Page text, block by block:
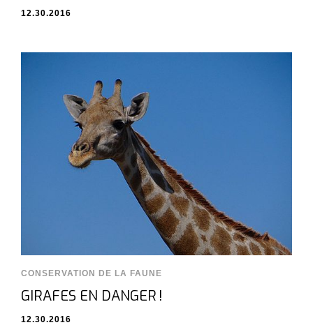
12.30.2016
CONSERVATION DE LA FAUNE
GIRAFES EN DANGER !
12.30.2016